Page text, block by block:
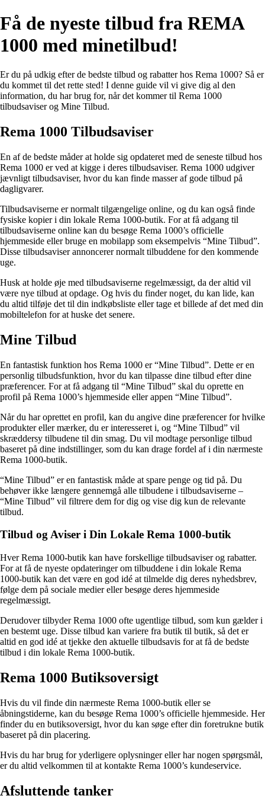
Få de nyeste tilbud fra REMA
1000 med minetilbud!
Er du på udkig efter de bedste tilbud og rabatter hos Rema 1000? Så er
du kommet til det rette sted! I denne guide vil vi give dig al den
information, du har brug for, når det kommer til Rema 1000
tilbudsaviser og Mine Tilbud.
Rema 1000 Tilbudsaviser
En af de bedste måder at holde sig opdateret med de seneste tilbud hos
Rema 1000 er ved at kigge i deres tilbudsaviser. Rema 1000 udgiver
jævnligt tilbudsaviser, hvor du kan finde masser af gode tilbud på
dagligvarer.
Tilbudsaviserne er normalt tilgængelige online, og du kan også finde
fysiske kopier i din lokale Rema 1000-butik. For at få adgang til
tilbudsaviserne online kan du besøge Rema 1000’s officielle
hjemmeside eller bruge en mobilapp som eksempelvis “Mine Tilbud”.
Disse tilbudsaviser annoncerer normalt tilbuddene for den kommende
uge.
Husk at holde øje med tilbudsaviserne regelmæssigt, da der altid vil
være nye tilbud at opdage. Og hvis du finder noget, du kan lide, kan
du altid tilføje det til din indkøbsliste eller tage et billede af det med din
mobiltelefon for at huske det senere.
Mine Tilbud
En fantastisk funktion hos Rema 1000 er “Mine Tilbud”. Dette er en
personlig tilbudsfunktion, hvor du kan tilpasse dine tilbud efter dine
præferencer. For at få adgang til “Mine Tilbud” skal du oprette en
profil på Rema 1000’s hjemmeside eller appen “Mine Tilbud”.
Når du har oprettet en profil, kan du angive dine præferencer for hvilke
produkter eller mærker, du er interesseret i, og “Mine Tilbud” vil
skræddersy tilbudene til din smag. Du vil modtage personlige tilbud
baseret på dine indstillinger, som du kan drage fordel af i din nærmeste
Rema 1000-butik.
“Mine Tilbud” er en fantastisk måde at spare penge og tid på. Du
behøver ikke længere gennemgå alle tilbudene i tilbudsaviserne –
“Mine Tilbud” vil filtrere dem for dig og vise dig kun de relevante
tilbud.
Tilbud og Aviser i Din Lokale Rema 1000-butik
Hver Rema 1000-butik kan have forskellige tilbudsaviser og rabatter.
For at få de nyeste opdateringer om tilbuddene i din lokale Rema
1000-butik kan det være en god idé at tilmelde dig deres nyhedsbrev,
følge dem på sociale medier eller besøge deres hjemmeside
regelmæssigt.
Derudover tilbyder Rema 1000 ofte ugentlige tilbud, som kun gælder i
en bestemt uge. Disse tilbud kan variere fra butik til butik, så det er
altid en god idé at tjekke den aktuelle tilbudsavis for at få de bedste
tilbud i din lokale Rema 1000-butik.
Rema 1000 Butiksoversigt
Hvis du vil finde din nærmeste Rema 1000-butik eller se
åbningstiderne, kan du besøge Rema 1000’s officielle hjemmeside. Her
finder du en butiksoversigt, hvor du kan søge efter din foretrukne butik
baseret på din placering.
Hvis du har brug for yderligere oplysninger eller har nogen spørgsmål,
er du altid velkommen til at kontakte Rema 1000’s kundeservice.
Afsluttende tanker